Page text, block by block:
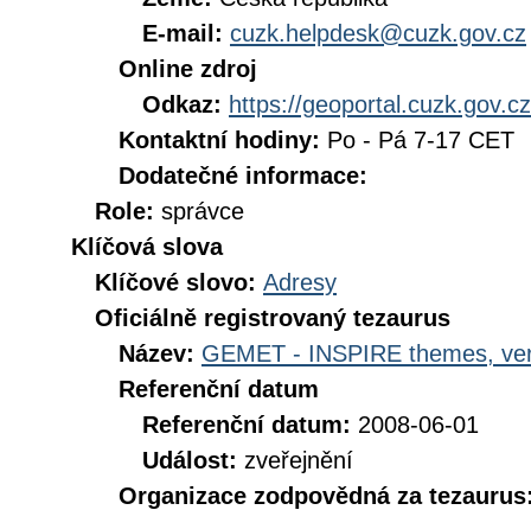
E-mail: cuzk.helpdesk@cuzk.gov.cz
Online zdroj
Odkaz: https://geoportal.cuzk.gov.cz
Kontaktní hodiny: Po - Pá 7-17 CET
Dodatečné informace:
Role: správce
Klíčová slova
Klíčové slovo: Adresy
Oficiálně registrovaný tezaurus
Název: GEMET - INSPIRE themes,
Referenční datum
Referenční datum: 2008-06-01
Událost: zveřejnění
Organizace zodpovědná za